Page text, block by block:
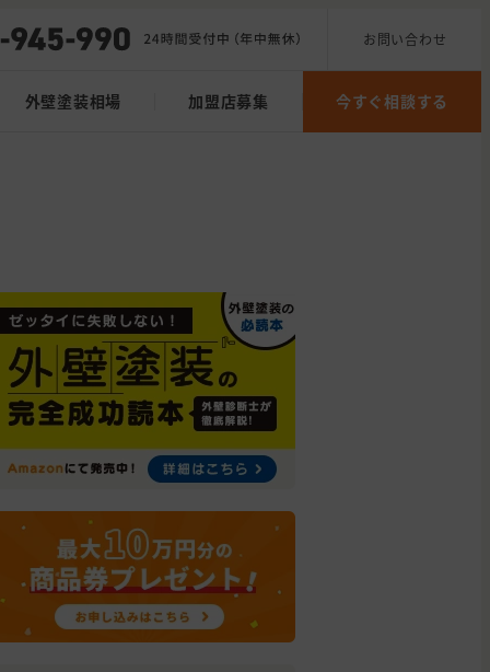
お問い合わせ
外壁塗装相場 加盟店募集 今すぐ相談する